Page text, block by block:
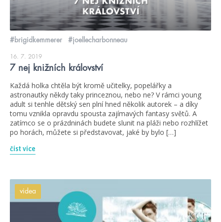
#brigidkemmerer #joellecharbonneau
16. 7. 2019
7 nej knižních království
Každá holka chtěla být kromě učitelky, popelářky a
astronautky někdy taky princeznou, nebo ne? V rámci young
adult si tenhle dětský sen plní hned několik autorek – a díky
tomu vznikla opravdu spousta zajímavých fantasy světů. A
zatímco se o prázdninách budete slunit na pláži nebo rozhlížet
po horách, můžete si představovat, jaké by bylo […]
číst více
videa